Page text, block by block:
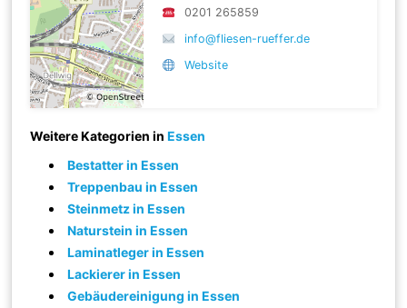
0201 265859
info@fliesen-rueffer.de
Website
Weitere Kategorien inEssen
Bestatter in Essen
Treppenbau in Essen
Steinmetz in Essen
Naturstein in Essen
Laminatleger in Essen
Lackierer in Essen
Gebäudereinigung in Essen